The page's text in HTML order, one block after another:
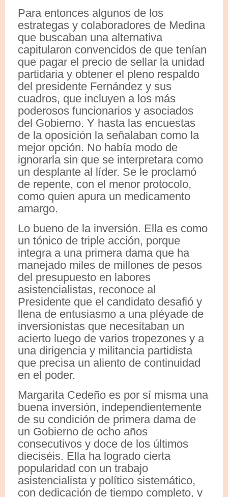
Para entonces algunos de los
estrategas y colaboradores de Medina
que buscaban una alternativa
capitularon convencidos de que tenían
que pagar el precio de sellar la unidad
partidaria y obtener el pleno respaldo
del presidente Fernández y sus
cuadros, que incluyen a los más
poderosos funcionarios y asociados
del Gobierno. Y hasta las encuestas
de la oposición la señalaban como la
mejor opción. No había modo de
ignorarla sin que se interpretara como
un desplante al líder. Se le proclamó
de repente, con el menor protocolo,
como quien apura un medicamento
amargo.
Lo bueno de la inversión. Ella es como
un tónico de triple acción, porque
integra a una primera dama que ha
manejado miles de millones de pesos
del presupuesto en labores
asistencialistas, reconoce al
Presidente que el candidato desafió y
llena de entusiasmo a una pléyade de
inversionistas que necesitaban un
acierto luego de varios tropezones y a
una dirigencia y militancia partidista
que precisa un aliento de continuidad
en el poder.
Margarita Cedeño es por sí misma una
buena inversión, independientemente
de su condición de primera dama de
un Gobierno de ocho años
consecutivos y doce de los últimos
dieciséis. Ella ha logrado cierta
popularidad con un trabajo
asistencialista y político sistemático,
con dedicación de tiempo completo, y